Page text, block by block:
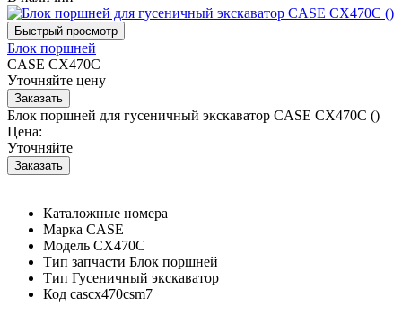
Блок поршней
CASE CX470C
Уточняйте цену
Блок поршней для гусеничный экскаватор CASE CX470C ()
Цена:
Уточняйте
Каталожные номера
Марка CASE
Модель CX470C
Тип запчасти Блок поршней
Тип Гусеничный экскаватор
Код cascx470csm7